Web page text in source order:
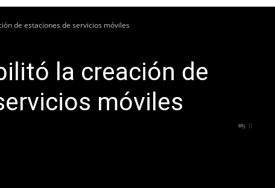
de estaciones de servicios móviles
la creación de
móviles
0